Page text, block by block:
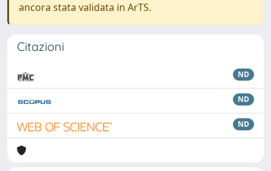
ancora stata validata in ArTS.
Citazioni
ND
ND
ND